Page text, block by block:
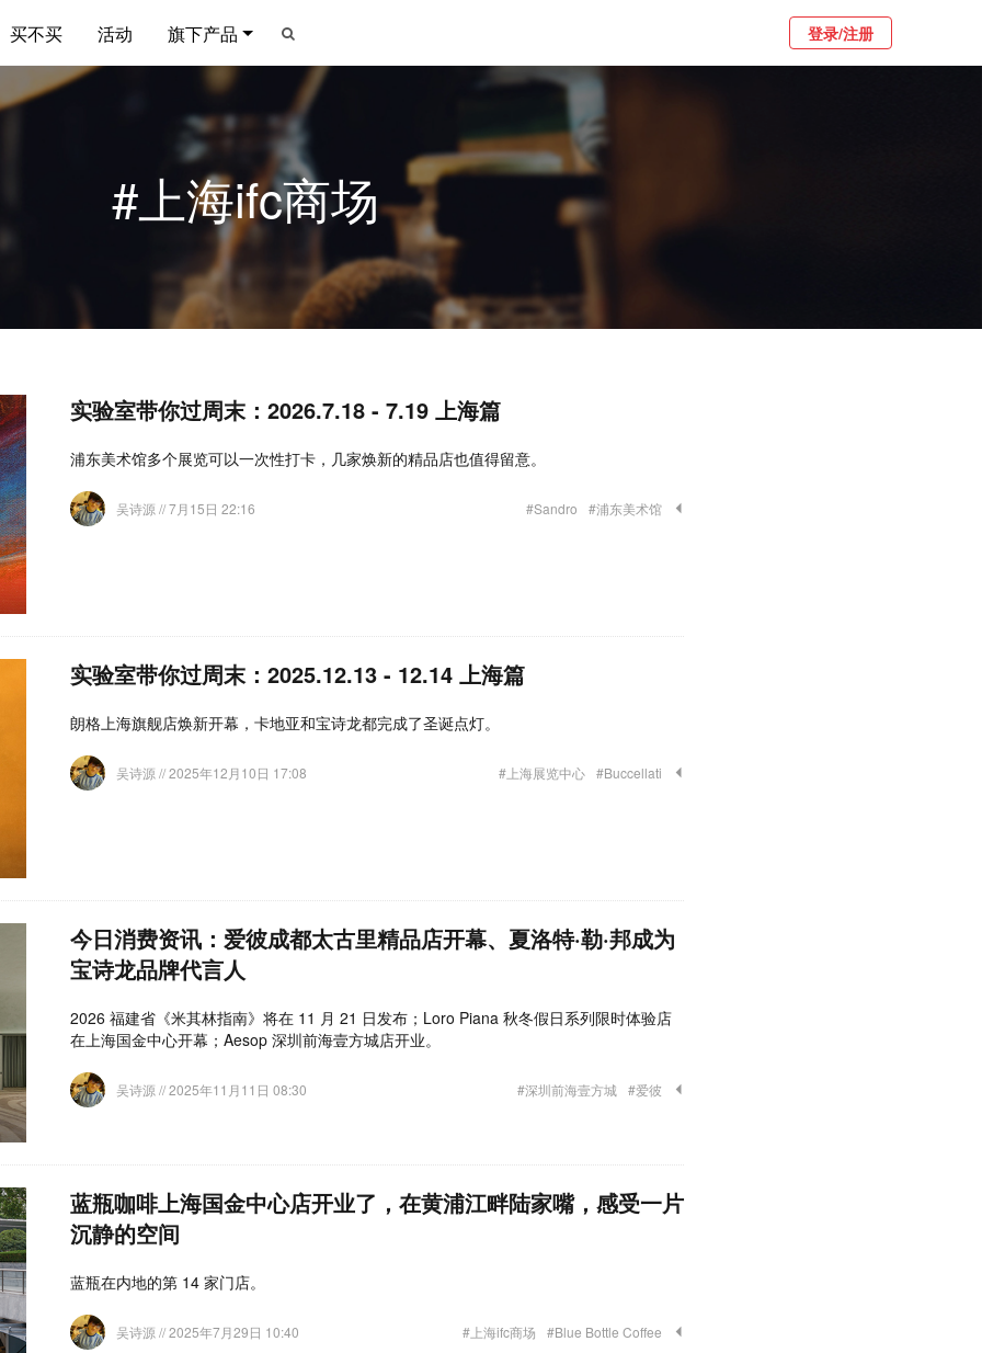
买不买 活动 旗下产品 登录/注册
#上海ifc商场
实验室带你过周末：2026.7.18 - 7.19 上海篇
浦东美术馆多个展览可以一次性打卡，几家焕新的精品店也值得留意。
吴诗源 // 7月15日 22:16 #Sandro #浦东美术馆
实验室带你过周末：2025.12.13 - 12.14 上海篇
朗格上海旗舰店焕新开幕，卡地亚和宝诗龙都完成了圣诞点灯。
吴诗源 // 2025年12月10日 17:08 #上海展览中心 #Buccellati
今日消费资讯：爱彼成都太古里精品店开幕、夏洛特·勒·邦成为
宝诗龙品牌代言人
2026 福建省《米其林指南》将在 11 月 21 日发布；Loro Piana 秋冬假日系列限时体验店
在上海国金中心开幕；Aesop 深圳前海壹方城店开业。
吴诗源 // 2025年11月11日 08:30 #深圳前海壹方城 #爱彼
蓝瓶咖啡上海国金中心店开业了，在黄浦江畔陆家嘴，感受一片
沉静的空间
蓝瓶在内地的第 14 家门店。
吴诗源 // 2025年7月29日 10:40 #上海ifc商场 #Blue Bottle Coffee